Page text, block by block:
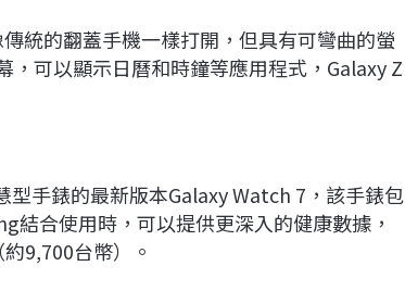
統的翻蓋手機一樣打開，但具有可彎曲的螢
可以顯示日曆和時鐘等應用程式，Galaxy Z
手錶的最新版本Galaxy Watch 7，該手錶包
結合使用時，可以提供更深入的健康數據，
9,700台幣）。